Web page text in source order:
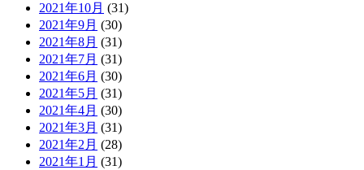
2021年10月 (31)
2021年9月 (30)
2021年8月 (31)
2021年7月 (31)
2021年6月 (30)
2021年5月 (31)
2021年4月 (30)
2021年3月 (31)
2021年2月 (28)
2021年1月 (31)